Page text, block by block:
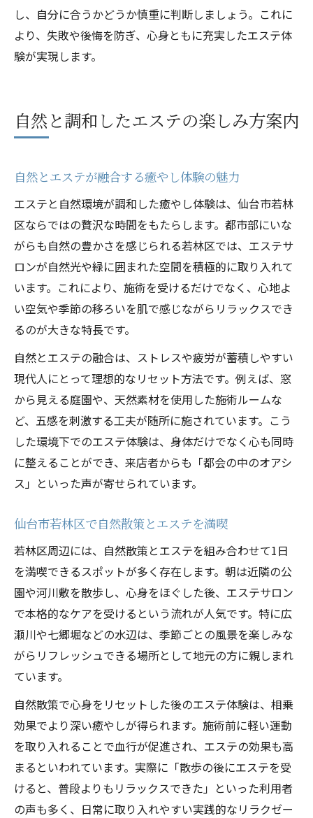
し、自分に合うかどうか慎重に判断しましょう。これに
より、失敗や後悔を防ぎ、心身ともに充実したエステ体
験が実現します。
自然と調和したエステの楽しみ方案内
自然とエステが融合する癒やし体験の魅力
エステと自然環境が調和した癒やし体験は、仙台市若林
区ならではの贅沢な時間をもたらします。都市部にいな
がらも自然の豊かさを感じられる若林区では、エステサ
ロンが自然光や緑に囲まれた空間を積極的に取り入れて
います。これにより、施術を受けるだけでなく、心地よ
い空気や季節の移ろいを肌で感じながらリラックスでき
るのが大きな特長です。
自然とエステの融合は、ストレスや疲労が蓄積しやすい
現代人にとって理想的なリセット方法です。例えば、窓
から見える庭園や、天然素材を使用した施術ルームな
ど、五感を刺激する工夫が随所に施されています。こう
した環境下でのエステ体験は、身体だけでなく心も同時
に整えることができ、来店者からも「都会の中のオアシ
ス」といった声が寄せられています。
仙台市若林区で自然散策とエステを満喫
若林区周辺には、自然散策とエステを組み合わせて1日
を満喫できるスポットが多く存在します。朝は近隣の公
園や河川敷を散歩し、心身をほぐした後、エステサロン
で本格的なケアを受けるという流れが人気です。特に広
瀬川や七郷堀などの水辺は、季節ごとの風景を楽しみな
がらリフレッシュできる場所として地元の方に親しまれ
ています。
自然散策で心身をリセットした後のエステ体験は、相乗
効果でより深い癒やしが得られます。施術前に軽い運動
を取り入れることで血行が促進され、エステの効果も高
まるといわれています。実際に「散歩の後にエステを受
けると、普段よりもリラックスできた」といった利用者
の声も多く、日常に取り入れやすい実践的なリラクゼー